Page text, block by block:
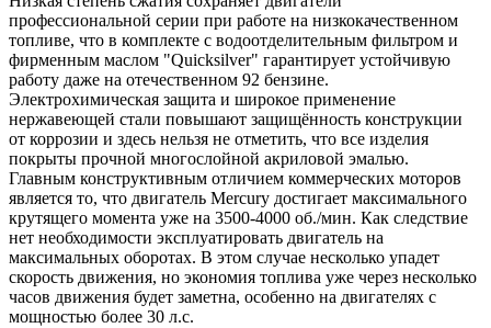
профессиональной серии при работе на низкокачественном
топливе, что в комплекте с водоотделительным фильтром и
фирменным маслом "Quicksilver" гарантирует устойчивую
работу даже на отечественном 92 бензине.
Электрохимическая защита и широкое применение
нержавеющей стали повышают защищённость конструкции
от коррозии и здесь нельзя не отметить, что все изделия
покрыты прочной многослойной акриловой эмалью.
Главным конструктивным отличием коммерческих моторов
является то, что двигатель Мercury достигает максимального
крутящего момента уже на 3500-4000 об./мин. Как следствие
нет необходимости эксплуатировать двигатель на
максимальных оборотах. В этом случае несколько упадет
скорость движения, но экономия топлива уже через несколько
часов движения будет заметна, особенно на двигателях с
мощностью более 30 л.с.